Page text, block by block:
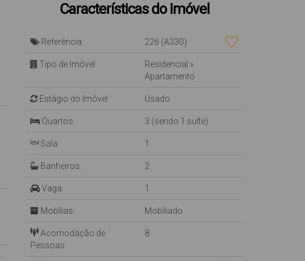
Características do Imóvel
Referência: 226 (A330)
Tipo de Imóvel: Residencial »
Apartamento
Estágio do Imóvel: Usado
Quartos: 3 (sendo 1 suíte)
Sala: 1
Banheiros: 2
Vaga: 1
Mobílias: Mobiliado
Acomodação de
Pessoas:
8